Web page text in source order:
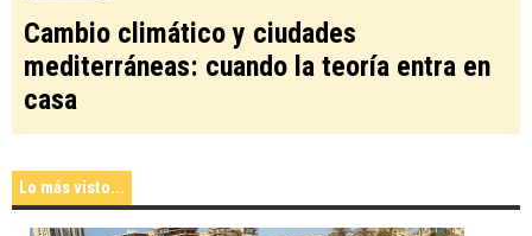
Cambio climático y ciudades
mediterráneas: cuando la teoría entra en
casa
Lo más visto...